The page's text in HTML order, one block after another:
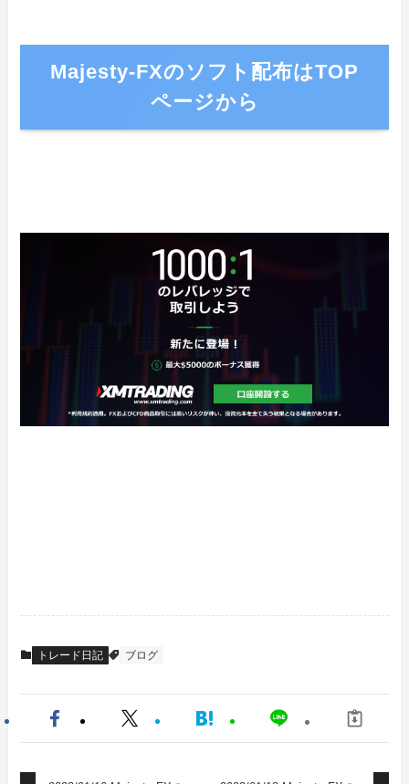
Majesty-FXのソフト配布はTOP
ページから
トレード日記 ブログ